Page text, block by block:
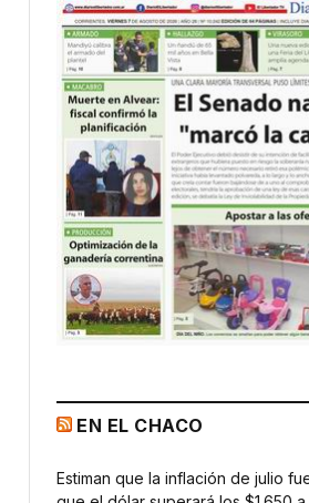
EN EL CHACO
Estiman que la inflación de julio